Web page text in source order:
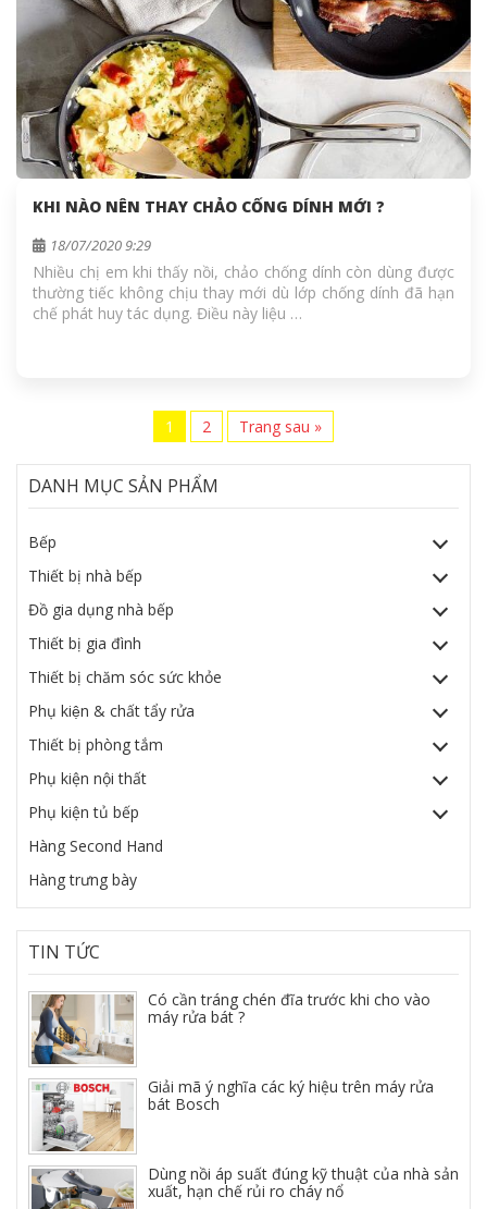
KHI NÀO NÊN THAY CHẢO CỐNG DÍNH MỚI ?
18/07/2020 9:29
Nhiều chị em khi thấy nồi, chảo chống dính còn dùng được
thường tiếc không chịu thay mới dù lớp chống dính đã hạn
chế phát huy tác dụng. Điều này liệu …
1 2 Trang sau »
DANH MỤC SẢN PHẨM
Bếp
Thiết bị nhà bếp
Đồ gia dụng nhà bếp
Thiết bị gia đình
Thiết bị chăm sóc sức khỏe
Phụ kiện & chất tẩy rửa
Thiết bị phòng tắm
Phụ kiện nội thất
Phụ kiện tủ bếp
Hàng Second Hand
Hàng trưng bày
TIN TỨC
Có cần tráng chén đĩa trước khi cho vào
máy rửa bát ?
Giải mã ý nghĩa các ký hiệu trên máy rửa
bát Bosch
Dùng nồi áp suất đúng kỹ thuật của nhà sản
xuất, hạn chế rủi ro cháy nổ